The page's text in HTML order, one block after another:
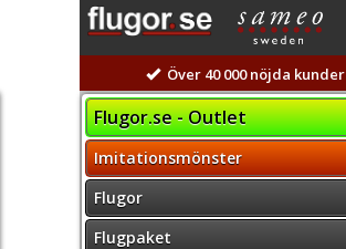
Över 40 000 nöjda kunder
Flugor.se - Outlet
Imitationsmönster
Flugor
Flugpaket